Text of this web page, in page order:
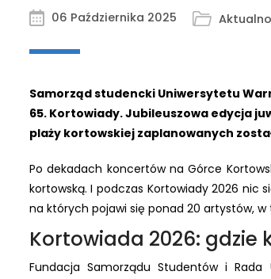
06 Października 2025
Samorząd studencki Uniwersytetu
65. Kortowiady. Jubileuszowa edycja
plaży kortowskiej zaplanowanych
Po dekadach koncertów na Górce
kortowską. I podczas Kortowiady 2026 nic
na których pojawi się ponad 20 artystów, w
Kortowiada 2026: gdzie
Fundacja Samorządu Studentów i Rada